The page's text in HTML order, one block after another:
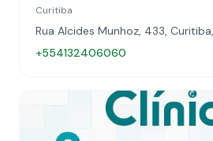
Curitiba
Rua Alcides Munhoz, 433,
+554132406060